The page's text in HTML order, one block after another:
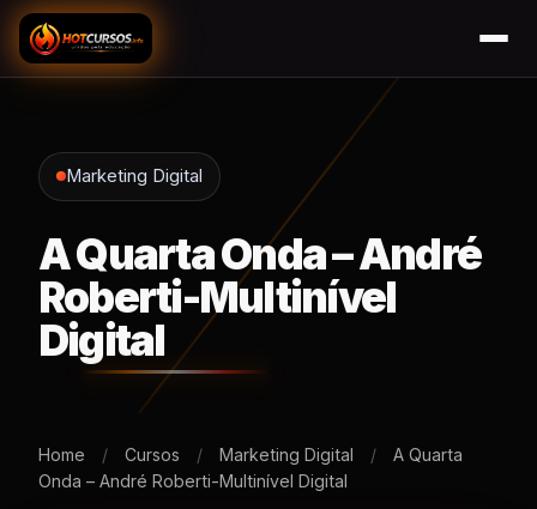
Marketing Digital
A Quarta Onda – André
Roberti-Multinível
Digital
Home / Cursos / Marketing Digital /
A Quarta
Onda – André Roberti-Multinível Digital